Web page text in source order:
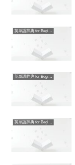
英単語辞典 for Beginners
英単語辞典 for Beginners
英単語辞典 for Beginners